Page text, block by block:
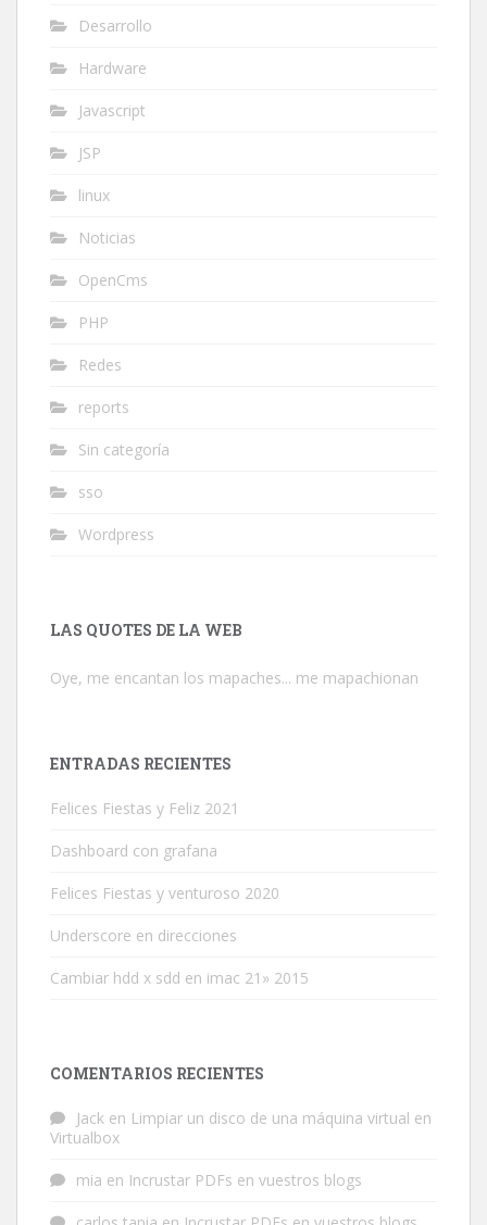
Desarrollo
Hardware
Javascript
JSP
linux
Noticias
OpenCms
PHP
Redes
reports
Sin categoría
sso
Wordpress
LAS QUOTES DE LA WEB
Oye, me encantan los mapaches... me mapachionan
ENTRADAS RECIENTES
Felices Fiestas y Feliz 2021
Dashboard con grafana
Felices Fiestas y venturoso 2020
Underscore en direcciones
Cambiar hdd x sdd en imac 21» 2015
COMENTARIOS RECIENTES
Jack en Limpiar un disco de una máquina virtual en
Virtualbox
mia en Incrustar PDFs en vuestros blogs